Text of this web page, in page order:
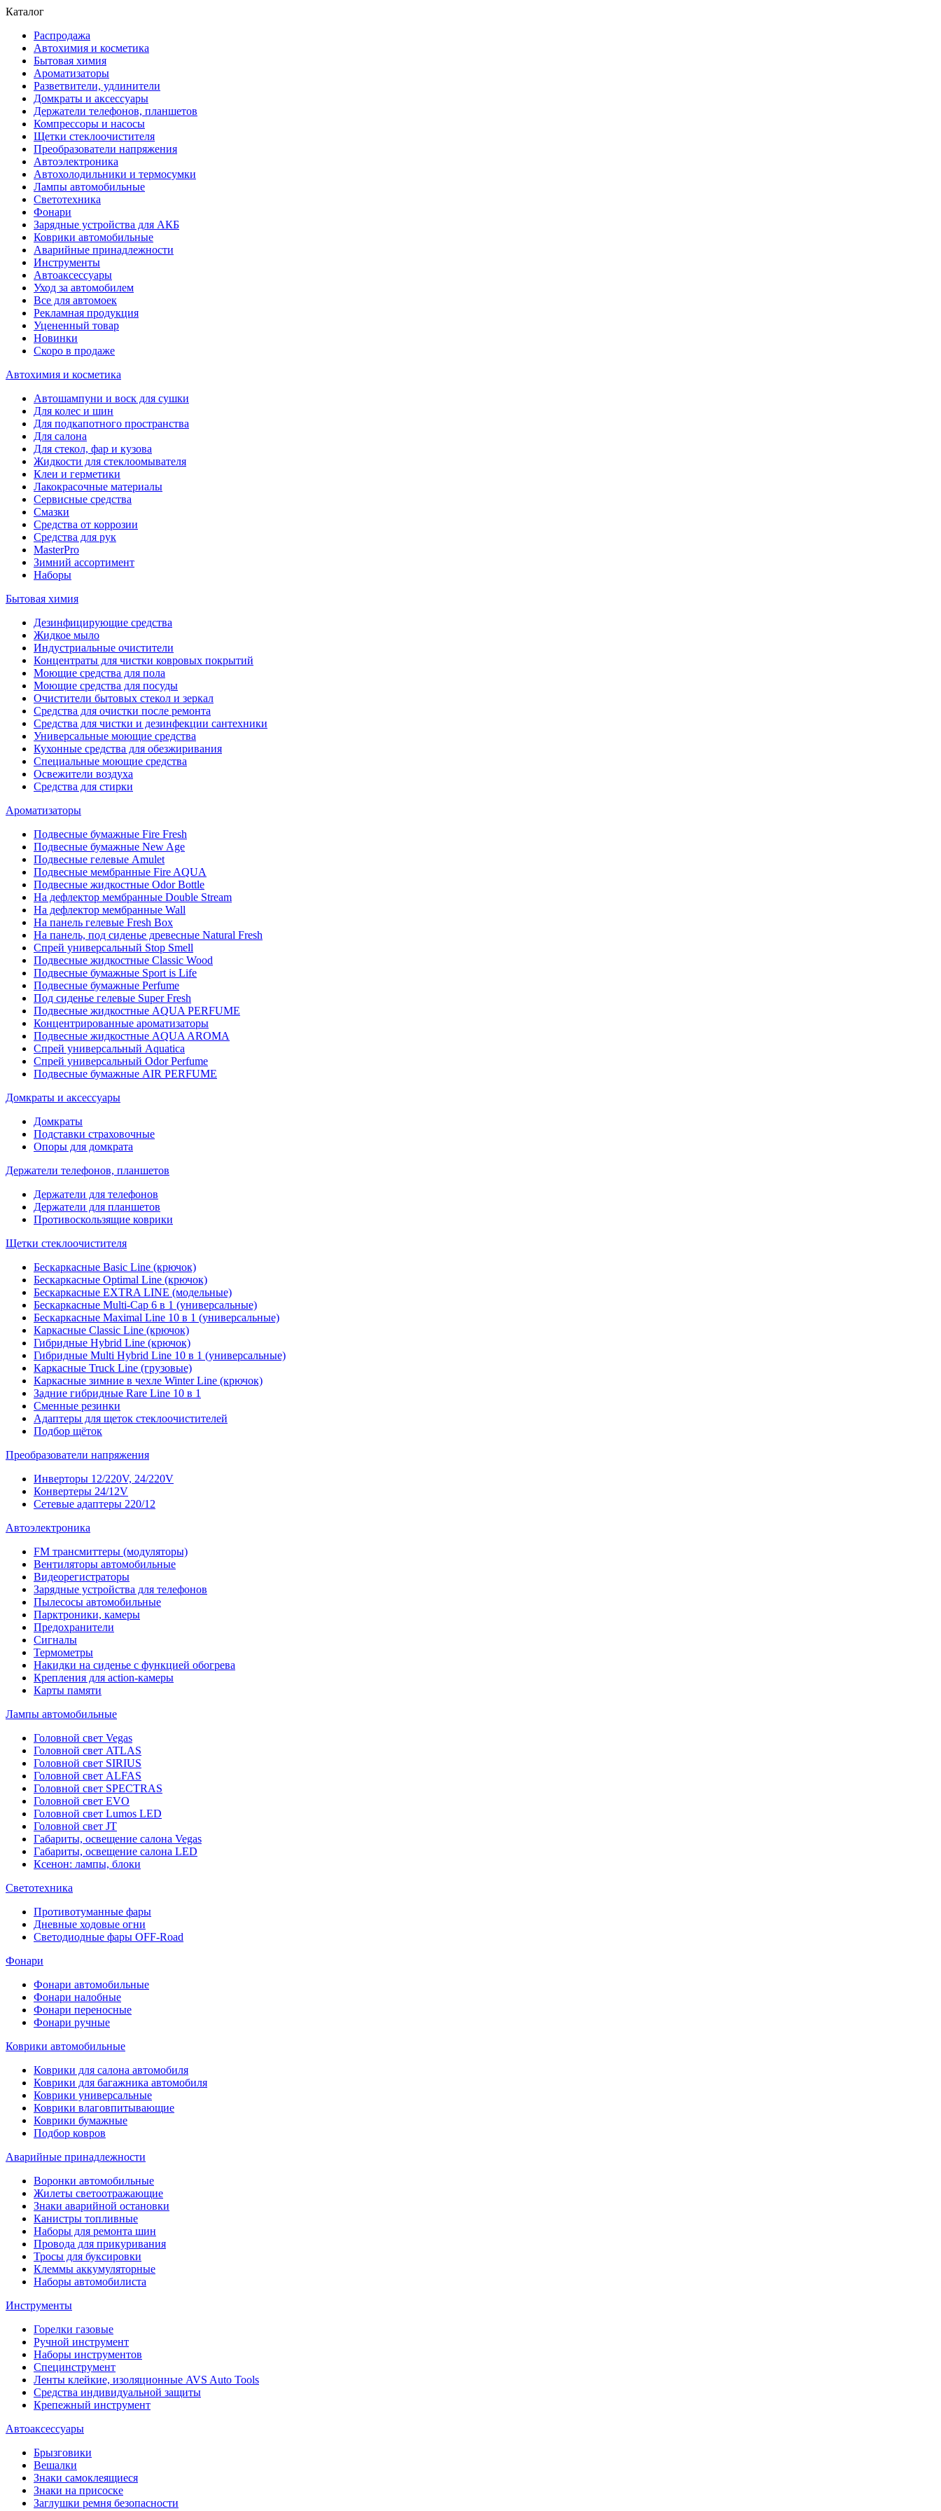
Каталог
Распродажа
Автохимия и косметика
Бытовая химия
Ароматизаторы
Разветвители, удлинители
Домкраты и аксессуары
Держатели телефонов, планшетов
Компрессоры и насосы
Щетки стеклоочистителя
Преобразователи напряжения
Автоэлектроника
Автохолодильники и термосумки
Лампы автомобильные
Светотехника
Фонари
Зарядные устройства для АКБ
Коврики автомобильные
Аварийные принадлежности
Инструменты
Автоаксессуары
Уход за автомобилем
Все для автомоек
Рекламная продукция
Уцененный товар
Новинки
Скоро в продаже
Автохимия и косметика
Автошампуни и воск для сушки
Для колес и шин
Для подкапотного пространства
Для салона
Для стекол, фар и кузова
Жидкости для стеклоомывателя
Клеи и герметики
Лакокрасочные материалы
Сервисные средства
Смазки
Средства от коррозии
Средства для рук
MasterPro
Зимний ассортимент
Наборы
Бытовая химия
Дезинфицирующие средства
Жидкое мыло
Индустриальные очистители
Концентраты для чистки ковровых покрытий
Моющие средства для пола
Моющие средства для посуды
Очистители бытовых стекол и зеркал
Средства для очистки после ремонта
Средства для чистки и дезинфекции сантехники
Универсальные моющие средства
Кухонные средства для обезжиривания
Специальные моющие средства
Освежители воздуха
Средства для стирки
Ароматизаторы
Подвесные бумажные Fire Fresh
Подвесные бумажные New Age
Подвесные гелевые Amulet
Подвесные мембранные Fire AQUA
Подвесные жидкостные Odor Bottle
На дефлектор мембранные Double Stream
На дефлектор мембранные Wall
На панель гелевые Fresh Box
На панель, под сиденье древесные Natural Fresh
Спрей универсальный Stop Smell
Подвесные жидкостные Classic Wood
Подвесные бумажные Sport is Life
Подвесные бумажные Perfume
Под сиденье гелевые Super Fresh
Подвесные жидкостные AQUA PERFUME
Концентрированные ароматизаторы
Подвесные жидкостные AQUA AROMA
Спрей универсальный Aquatica
Спрей универсальный Odor Perfume
Подвесные бумажные AIR PERFUME
Домкраты и аксессуары
Домкраты
Подставки страховочные
Опоры для домкрата
Держатели телефонов, планшетов
Держатели для телефонов
Держатели для планшетов
Противоскользящие коврики
Щетки стеклоочистителя
Бескаркасные Basic Line (крючок)
Бескаркасные Optimal Line (крючок)
Бескаркасные EXTRA LINE (модельные)
Бескаркасные Multi-Cap 6 в 1 (универсальные)
Бескаркасные Maximal Line 10 в 1 (универсальные)
Каркасные Classic Line (крючок)
Гибридные Hybrid Line (крючок)
Гибридные Multi Hybrid Line 10 в 1 (универсальные)
Каркасные Truck Line (грузовые)
Каркасные зимние в чехле Winter Line (крючок)
Задние гибридные Rare Line 10 в 1
Сменные резинки
Адаптеры для щеток стеклоочистителей
Подбор щёток
Преобразователи напряжения
Инверторы 12/220V, 24/220V
Конвертеры 24/12V
Сетевые адаптеры 220/12
Автоэлектроника
FM трансмиттеры (модуляторы)
Вентиляторы автомобильные
Видеорегистраторы
Зарядные устройства для телефонов
Пылесосы автомобильные
Парктроники, камеры
Предохранители
Сигналы
Термометры
Накидки на сиденье с функцией обогрева
Крепления для action-камеры
Карты памяти
Лампы автомобильные
Головной свет Vegas
Головной свет ATLAS
Головной свет SIRIUS
Головной свет ALFAS
Головной свет SPECTRAS
Головной свет EVO
Головной свет Lumos LED
Головной свет JT
Габариты, освещение салона Vegas
Габариты, освещение салона LED
Ксенон: лампы, блоки
Светотехника
Противотуманные фары
Дневные ходовые огни
Светодиодные фары OFF-Road
Фонари
Фонари автомобильные
Фонари налобные
Фонари переносные
Фонари ручные
Коврики автомобильные
Коврики для салона автомобиля
Коврики для багажника автомобиля
Коврики универсальные
Коврики влаговпитывающие
Коврики бумажные
Подбор ковров
Аварийные принадлежности
Воронки автомобильные
Жилеты светоотражающие
Знаки аварийной остановки
Канистры топливные
Наборы для ремонта шин
Провода для прикуривания
Тросы для буксировки
Клеммы аккумуляторные
Наборы автомобилиста
Инструменты
Горелки газовые
Ручной инструмент
Наборы инструментов
Специнструмент
Ленты клейкие, изоляционные AVS Auto Tools
Средства индивидуальной защиты
Крепежный инструмент
Автоаксессуары
Брызговики
Вешалки
Знаки самоклеящиеся
Знаки на присоске
Заглушки ремня безопасности